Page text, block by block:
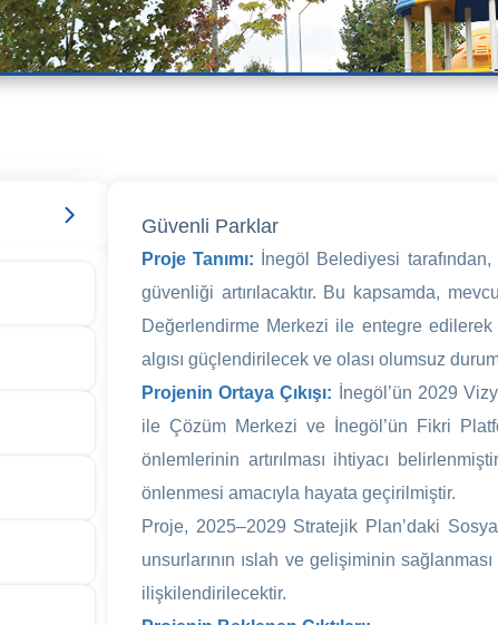
Güvenli Parklar
Proje Tanımı:
İnegöl Belediyesi
güvenliği artırılacaktır. Bu kapsamda,
Değerlendirme Merkezi ile entegre
algısı güçlendirilecek ve olası olumsuz
Projenin Ortaya Çıkışı: İnegöl’ün 2029
ile Çözüm Merkezi ve İnegöl’ün Fikri
önlemlerinin artırılması ihtiyacı
önlenmesi amacıyla hayata geçirilmiştir.
Proje, 2025–2029 Stratejik Plan’daki
unsurlarının ıslah ve gelişiminin
ilişkilendirilecektir.